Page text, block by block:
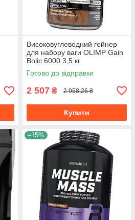
Високовуглеводний гейнер
для набору ваги OLIMP Gain
Bolic 6000 3,5 кг
Готово до відправки
2 507 ₴ 2 958,26 ₴
Купити
–15%